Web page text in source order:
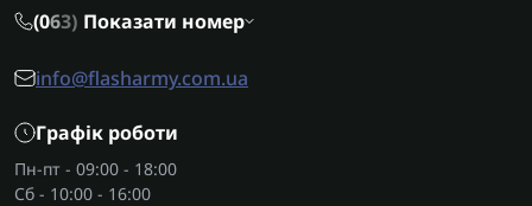
варіанти для дому або лікарні, а також
доповнюютькрісла колісні
зробити рух безпечнішим. Кожен тип виробу
створений під конкретні умови та рівень
мобільності людини.
(063) Показати номер
info@flasharmy.com.ua
Графік роботи
Пн-пт - 09:00 - 18:00
Сб - 10:00 - 16:00